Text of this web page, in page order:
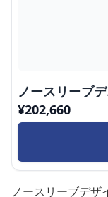
ノースリーブ
¥202,660
ノースリーブデザ